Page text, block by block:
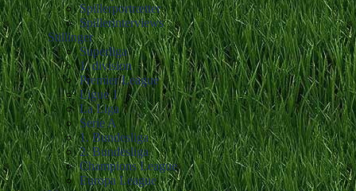
Spillerportrætter
Spillerinterviews
Stillinger
Superliga
1. division
Premier League
Ligue 1
La Liga
Serie A
1. Bundesliga
2. Bundesliga
Champions League
Europa League